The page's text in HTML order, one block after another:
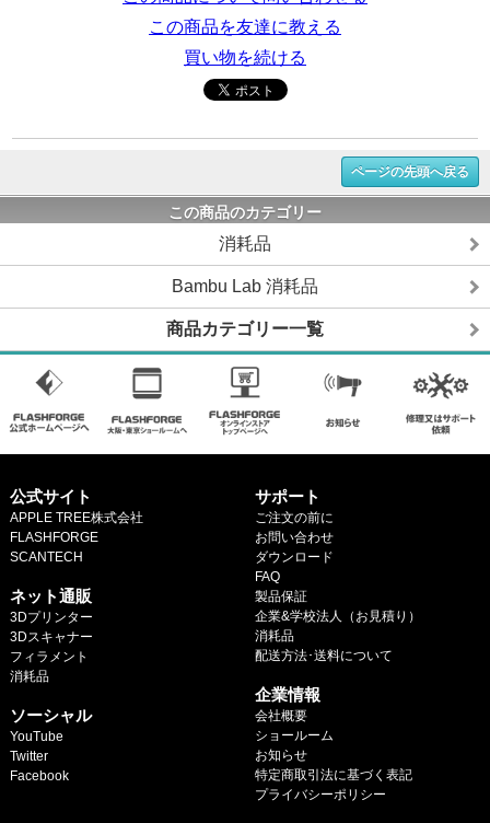
この商品を友達に教える
買い物を続ける
ページの先頭へ戻る
この商品のカテゴリー
消耗品
Bambu Lab 消耗品
商品カテゴリー一覧
公式サイト
APPLE TREE株式会社
FLASHFORGE
SCANTECH
ネット通販
3Dプリンター
3Dスキャナー
フィラメント
消耗品
ソーシャル
YouTube
Twitter
Facebook
サポート
ご注文の前に
お問い合わせ
ダウンロード
FAQ
製品保証
企業&学校法人（お見積り）
消耗品
配送方法･送料について
企業情報
会社概要
ショールーム
お知らせ
特定商取引法に基づく表記
プライバシーポリシー